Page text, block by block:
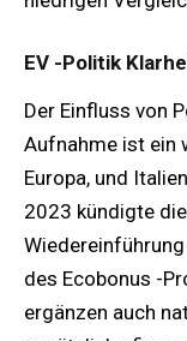
EV -Politik
Der Einfluss von
Aufnahme ist ein
Europa, und
2023 kündigte
des Ecobonus -
ergänzen auch